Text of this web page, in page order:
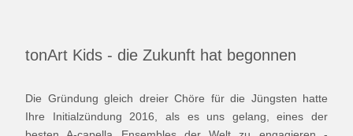
tonArt Kids - die Zukunft hat begonnen
Die Gründung gleich dreier Chöre für die Jüngsten hatte
Ihre Initialzündung 2016, als es uns gelang, eines der